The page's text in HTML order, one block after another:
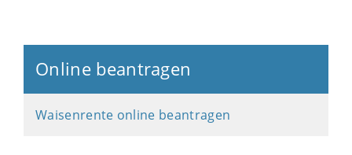
Online beantragen
Waisenrente online beantragen